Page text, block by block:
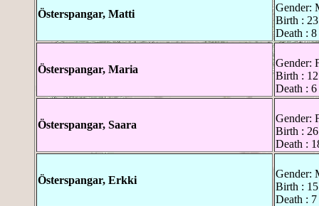
Österspangar, Matti
Gender:
Birth :
Death :
Österspangar, Maria
Gender:
Birth :
Death :
Österspangar, Saara
Gender:
Birth :
Death :
Österspangar, Erkki
Gender:
Birth :
Death :